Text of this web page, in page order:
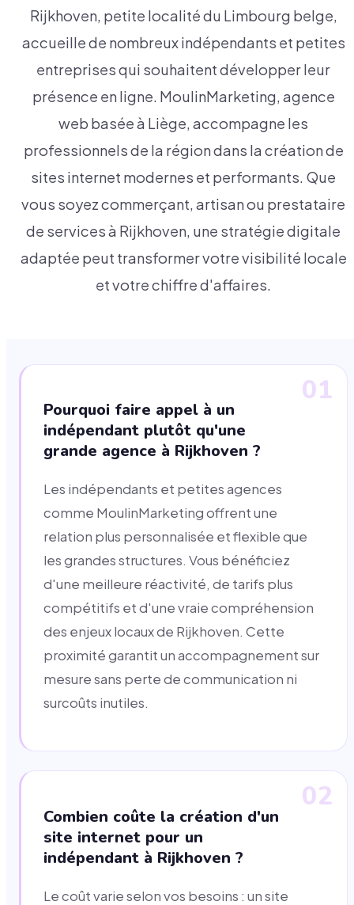
Rijkhoven, petite localité du Limbourg belge,
accueille de nombreux indépendants et petites
entreprises qui souhaitent développer leur
présence en ligne. MoulinMarketing, agence
web basée à Liège, accompagne les
professionnels de la région dans la création de
sites internet modernes et performants. Que
vous soyez commerçant, artisan ou prestataire
de services à Rijkhoven, une stratégie digitale
adaptée peut transformer votre visibilité locale
et votre chiffre d'affaires.
01
Pourquoi faire appel à un
indépendant plutôt qu'une
grande agence à Rijkhoven ?
Les indépendants et petites agences
comme MoulinMarketing offrent une
relation plus personnalisée et flexible que
les grandes structures. Vous bénéficiez
d'une meilleure réactivité, de tarifs plus
compétitifs et d'une vraie compréhension
des enjeux locaux de Rijkhoven. Cette
proximité garantit un accompagnement sur
mesure sans perte de communication ni
surcoûts inutiles.
02
Combien coûte la création d'un
site internet pour un
indépendant à Rijkhoven ?
Le coût varie selon vos besoins : un site